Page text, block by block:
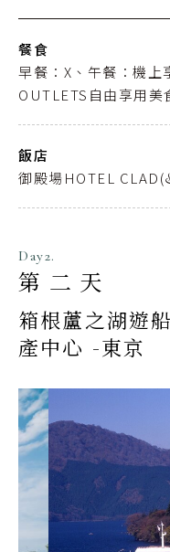
餐食
早餐：X、午餐：機
OUTLETS自由享用美
飯店
御殿場HOTEL
Day2.
第二天
箱根蘆之湖遊
產中心 -東京